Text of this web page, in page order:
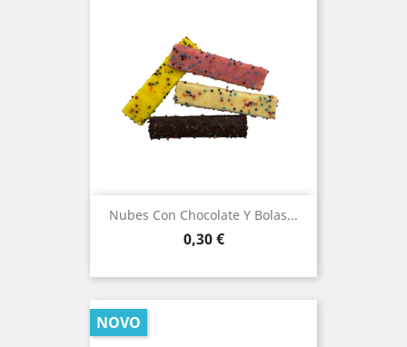
Nubes Con Chocolate Y Bolas...
Prezo
0,30 €
NOVO